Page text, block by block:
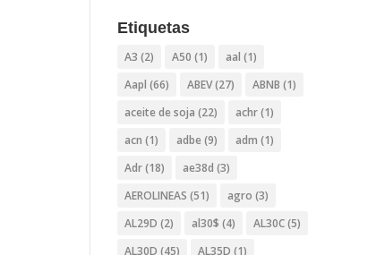
Etiquetas
A3 (2) A50 (1) aal (1)
Aapl (66) ABEV(27) ABNB (1)
aceite de soja (22) achr(1)
acn (1) adbe (9) adm (1)
Adr(18) ae38d (3)
AEROLINEAS (51) agro (3)
AL29D (2) al30$ (4) AL30C(5)
AL30D (45) AL35D (1)